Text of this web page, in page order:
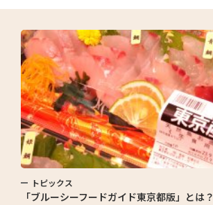
トピックス
「ブルーシーフードガイド東京都版」とは？